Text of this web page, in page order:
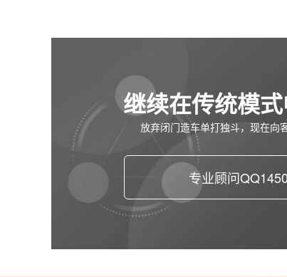
继续在传统模
放弃闭门造车单打独斗，现在向
专业顾问